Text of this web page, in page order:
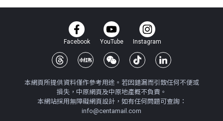
Facebook YouTube Instagram
本網頁所提供資料僅作參考用途。若因錯漏而引致任何不便或
損失，中原網頁及中原地產概不負責。
本網站採用無障礙網頁設計，如有任何問題可查詢：
info@centamail.com